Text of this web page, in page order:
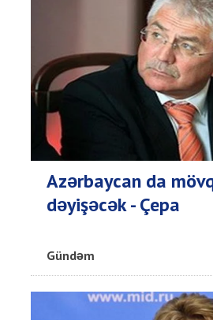
Azərbaycan da
dəyişəcək - Çepa
Gündəm